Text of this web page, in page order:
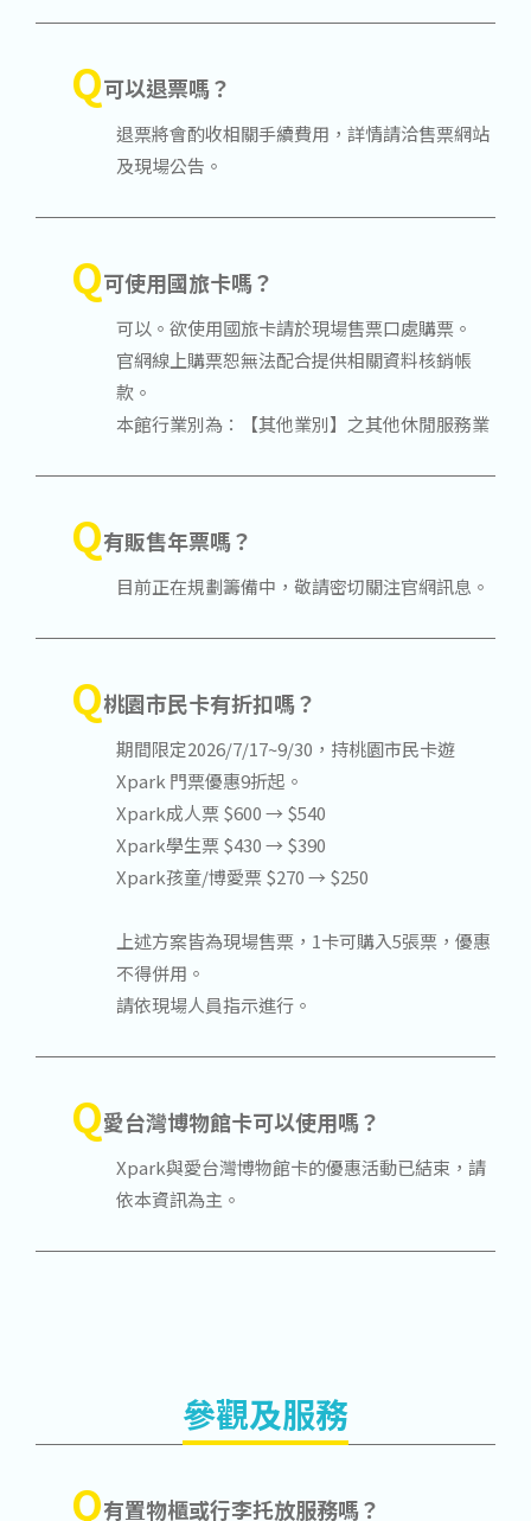
Q可以退票嗎？
退票將會酌收相關手續費用，詳情請洽售票網站
及現場公告。
Q可使用國旅卡嗎？
可以。欲使用國旅卡請於現場售票口處購票。
官網線上購票恕無法配合提供相關資料核銷帳
款。
本館行業別為：【其他業別】之其他休閒服務業
Q有販售年票嗎？
目前正在規劃籌備中，敬請密切關注官網訊息。
Q桃園市民卡有折扣嗎？
期間限定2026/7/17~9/30，持桃園市民卡遊
Xpark 門票優惠9折起。
Xpark成人票 $600 → $540
Xpark學生票 $430 → $390
Xpark孩童/博愛票 $270 → $250
上述方案皆為現場售票，1卡可購入5張票，優惠
不得併用。
請依現場人員指示進行。
Q愛台灣博物館卡可以使用嗎？
Xpark與愛台灣博物館卡的優惠活動已結束，請
依本資訊為主。
參觀及服務
Q有置物櫃或行李托放服務嗎？